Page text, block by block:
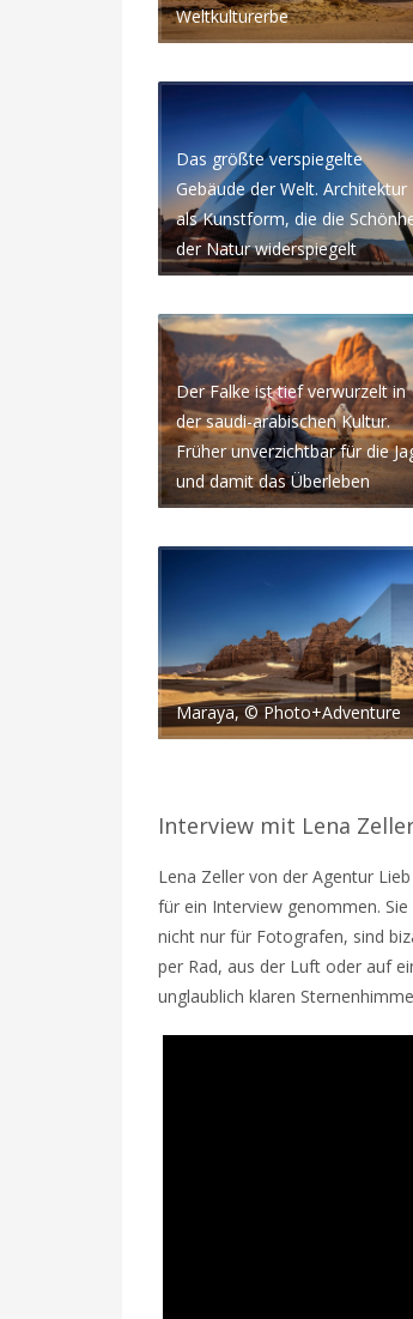
Weltkulturerbe
Das größte verspiegelte
Gebäude der Welt. Architektur
als Kunstform, die die
der Natur widerspiegelt
Der Falke ist tief verwurzelt in
der saudi-arabischen Kultur.
Früher unverzichtbar für die
und damit das Überleben
Maraya, © Photo+Adventure
Interview mit Lena
Lena Zeller von der Agentur
für ein Interview genommen.
nicht nur für Fotografen, sind
per Rad, aus der Luft oder auf
unglaublich klaren